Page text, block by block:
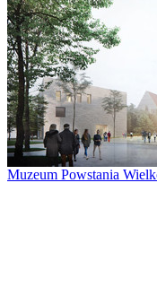
Muzeum Powstania